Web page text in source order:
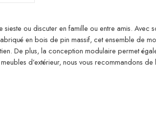
ou discuter en famille ou entre amis. Avec
en bois de pin massif, cet ensemble de
De plus, la conception modulaire permet
d’extérieur, nous vous recommandons